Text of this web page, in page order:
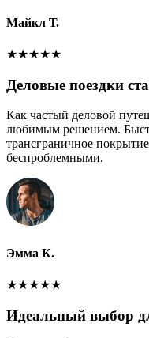
Майкл Т.
★★★★★
Деловые поездки
Как частый деловой
любимым решением.
трансграничное
беспроблемными.
Эмма К.
★★★★★
Идеальный выбор